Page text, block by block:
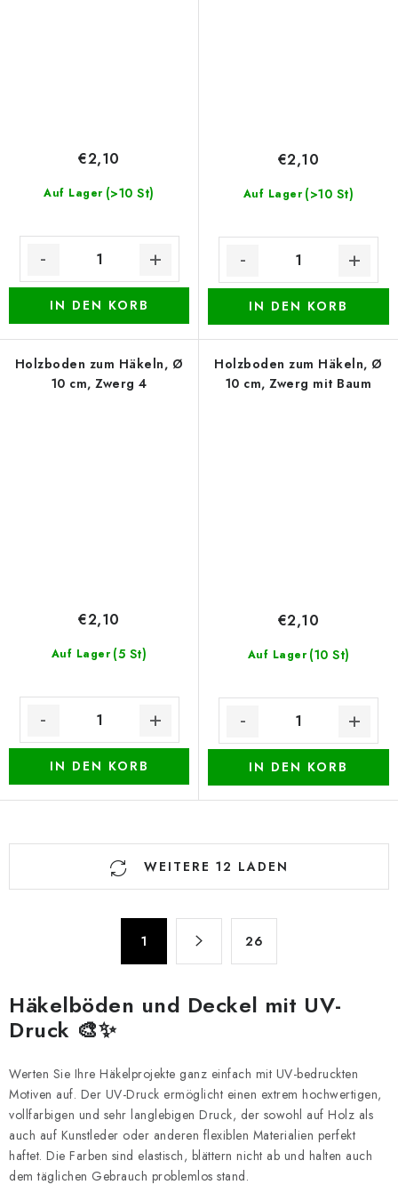
Auf Lager (>10 St)
€2,10
IN DEN KORB
Auf Lager (>10 St)
€2,10
IN DEN KORB
Holzboden zum Häkeln, Ø
10 cm, Zwerg 4
Auf Lager (5 St)
€2,10
IN DEN KORB
Holzboden zum Häkeln, Ø
10 cm, Zwerg mit Baum
Auf Lager (10 St)
€2,10
IN DEN KORB
S
e
l
e
m
e
n
t
e
d
WEITERE 12 LADEN
i
n
i
r
u
n
g
1 26
Häkelböden und Deckel mit UV-
Druck 🎨✨
Werten Sie Ihre Häkelprojekte ganz einfach mit UV-bedruckten
Motiven auf. Der UV-Druck ermöglicht einen extrem hochwertigen,
vollfarbigen und sehr langlebigen Druck, der sowohl auf Holz als
auch auf Kunstleder oder anderen flexiblen Materialien perfekt
haftet. Die Farben sind elastisch, blättern nicht ab und halten auch
dem täglichen Gebrauch problemlos stand.